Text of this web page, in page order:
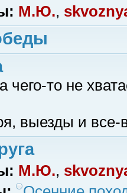
М.Ю.,
чего-то не
выезды и все-
М.Ю.,